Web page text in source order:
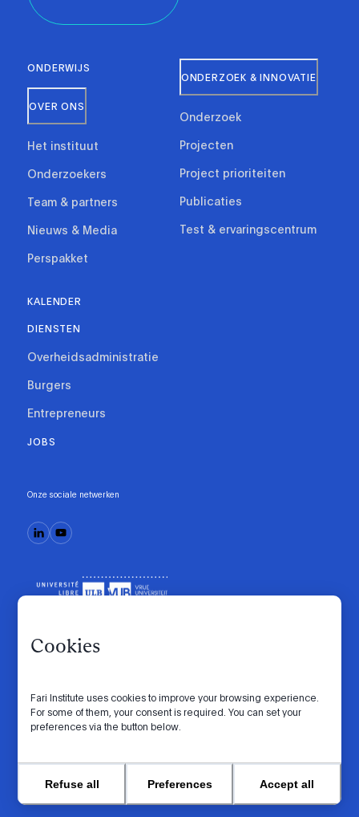
Cookies
Fari Institute uses cookies to improve your browsing experience.
For some of them, your consent is required. You can set your
preferences via the button below.
Refuse all Preferences Accept all
ONDERWIJS
OVER ONS
Het instituut
Onderzoekers
Team & partners
Nieuws & Media
Perspakket
ONDERZOEK & INNOVATIE
Onderzoek
Projecten
Project prioriteiten
Publicaties
Test & ervaringscentrum
KALENDER
DIENSTEN
Overheidsadministratie
Burgers
Entrepreneurs
JOBS
Onze sociale netwerken
Gedragscode Manifesto Intranet
Cookie-instellingen Privacybeleid
© 2026 FARI. Alle rechten voorbehouden.